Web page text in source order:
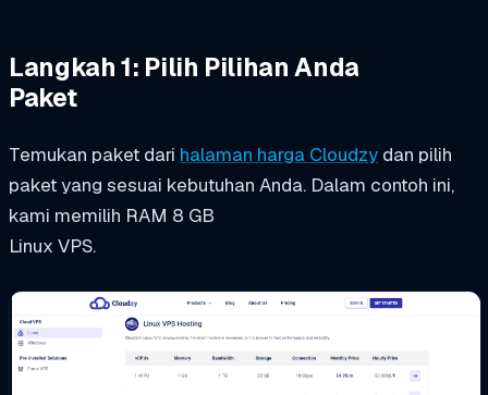
Langkah 1: Pilih Pilihan Anda
Paket
Temukan paket dari halaman harga Cloudzy dan pilih
paket yang sesuai kebutuhan Anda. Dalam contoh ini,
kami memilih RAM 8 GB
Linux VPS.